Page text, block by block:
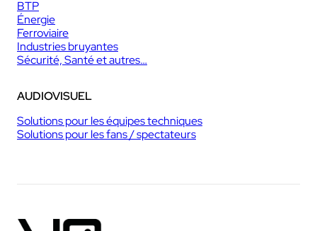
BTP
Énergie
Ferroviaire
Industries bruyantes
Sécurité, Santé et autres…
AUDIOVISUEL
Solutions pour les équipes techniques
Solutions pour les fans / spectateurs